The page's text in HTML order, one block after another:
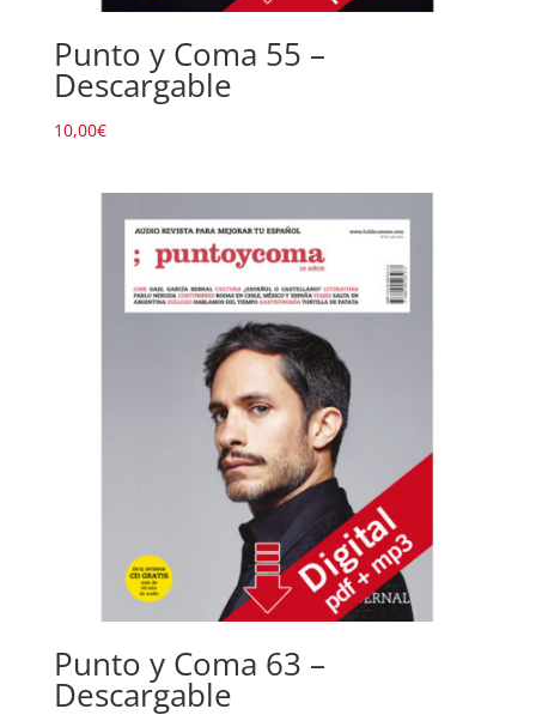
Punto y Coma 55 –
Descargable
10,00€
Punto y Coma 63 –
Descargable